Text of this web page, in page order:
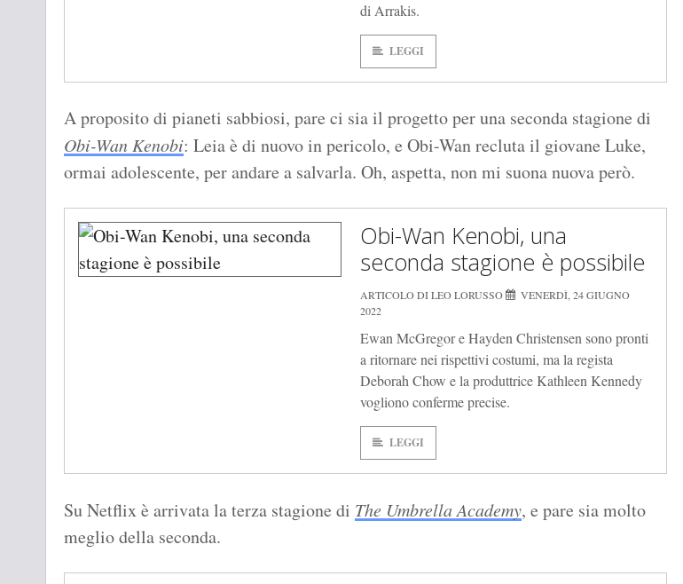
di Arrakis.
LEGGI
A proposito di pianeti sabbiosi, pare ci sia il progetto per una seconda stagione di
Obi-Wan Kenobi: Leia è di nuovo in pericolo, e Obi-Wan recluta il giovane Luke,
ormai adolescente, per andare a salvarla. Oh, aspetta, non mi suona nuova però.
Obi-Wan Kenobi, una
seconda stagione è possibile
ARTICOLO DI LEO LORUSSO
VENERDÌ, 24 GIUGNO
2022
Ewan McGregor e Hayden Christensen sono pronti
a ritornare nei rispettivi costumi, ma la regista
Deborah Chow e la produttrice Kathleen Kennedy
vogliono conferme precise.
LEGGI
Su Netflix è arrivata la terza stagione di The Umbrella Academy, e pare sia molto
meglio della seconda.